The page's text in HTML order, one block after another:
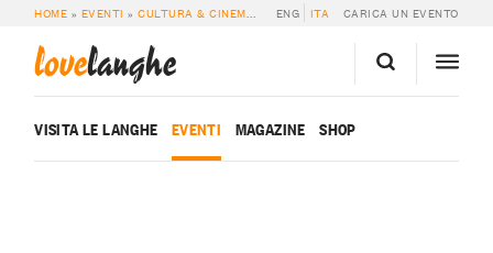
HOME » EVENTI »CULTURA & CINEMA » GENOCIDIO: QUELLO CHE RESTA DI
ENG ITA CARICA UN EVENTO
lovelanghe
VISITA LE LANGHE EVENTI MAGAZINE SHOP